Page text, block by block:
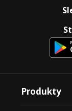
Produkty